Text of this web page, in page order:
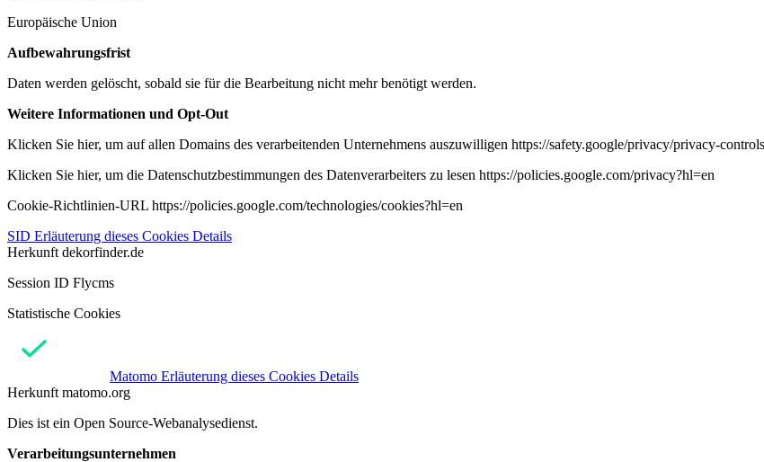
Europäische Union
Aufbewahrungsfrist
Daten werden gelöscht, sobald sie für die Bearbeitung nicht mehr benötigt werden.
Weitere Informationen und Opt-Out
Klicken Sie hier, um auf allen Domains des verarbeitenden Unternehmens auszuwilligen https://safety.google/privacy/privacy-
Klicken Sie hier, um die Datenschutzbestimmungen des Datenverarbeiters zu lesen https://policies.google.com/privacy?hl=en
Cookie-Richtlinien-URL https://policies.google.com/technologies/cookies?hl=en
SID Erläuterung dieses Cookies Details
Herkunft dekorfinder.de
Session ID Flycms
Statistische Cookies
Matomo Erläuterung dieses Cookies Details
Herkunft matomo.org
Dies ist ein Open Source-Webanalysedienst.
Verarbeitungsunternehmen